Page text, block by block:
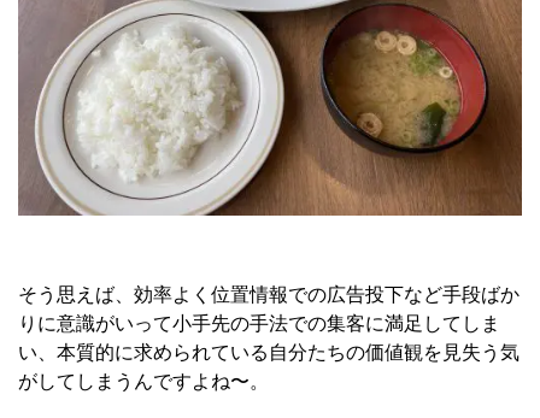
そう思えば、効率よく位置情報での広告投下など手段ばか
りに意識がいって小手先の手法での集客に満足してしま
い、本質的に求められている自分たちの価値観を見失う気
がしてしまうんですよね〜。